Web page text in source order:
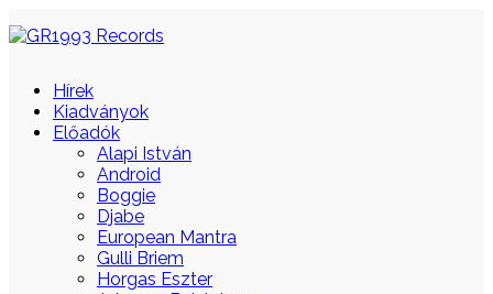
Hírek
Kiadványok
Előadók
Alapi István
Android
Boggie
Djabe
European Mantra
Gulli Briem
Horgas Eszter